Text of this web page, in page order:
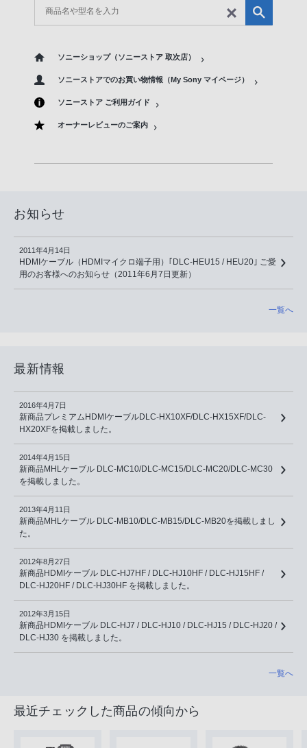
ソニーショップ（ソニーストア 取次店）
ソニーストアでのお買い物情報（My Sony マイページ）
ソニーストア ご利用ガイド
オーナーレビューのご案内
お知らせ
2011年4月14日
HDMIケーブル（HDMIマイクロ端子用）｢DLC-HEU15 / HEU20｣ ご愛
用のお客様へのお知らせ（2011年6月7日更新）
一覧へ
最新情報
2016年4月7日
新商品プレミアムHDMIケーブルDLC-HX10XF/DLC-HX15XF/DLC-
HX20XFを掲載しました。
2014年4月15日
新商品MHLケーブル DLC-MC10/DLC-MC15/DLC-MC20/DLC-MC30
を掲載しました。
2013年4月11日
新商品MHLケーブル DLC-MB10/DLC-MB15/DLC-MB20を掲載しまし
た。
2012年8月27日
新商品HDMIケーブル DLC-HJ7HF / DLC-HJ10HF / DLC-HJ15HF /
DLC-HJ20HF / DLC-HJ30HF を掲載しました。
2012年3月15日
新商品HDMIケーブル DLC-HJ7 / DLC-HJ10 / DLC-HJ15 / DLC-HJ20 /
DLC-HJ30 を掲載しました。
一覧へ
最近チェックした商品の傾向から